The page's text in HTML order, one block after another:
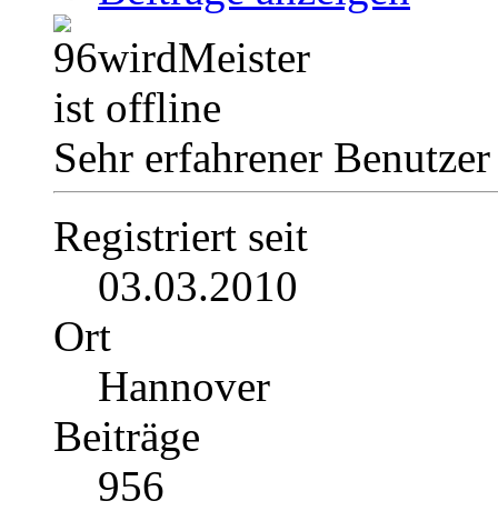
Sehr erfahrener Benutzer
Registriert seit
03.03.2010
Ort
Hannover
Beiträge
956